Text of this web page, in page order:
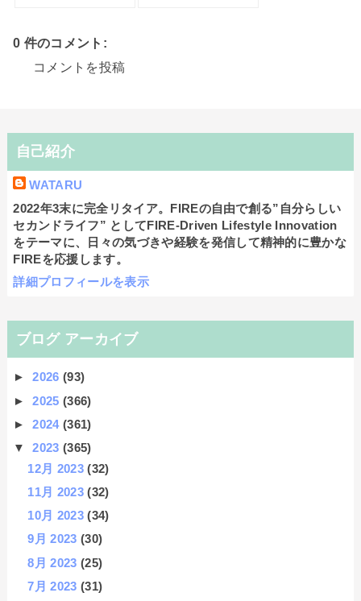
0 件のコメント:
コメントを投稿
自己紹介
WATARU
2022年3末に完全リタイア。FIREの自由で創る”自分らしい
セカンドライフ” としてFIRE-Driven Lifestyle Innovation
をテーマに、日々の気づきや経験を発信して精神的に豊かな
FIREを応援します。
詳細プロフィールを表示
ブログ アーカイブ
►2026(93)
►2025(366)
►2024(361)
▼2023(365)
12月 2023(32)
11月 2023(32)
10月 2023(34)
9月 2023(30)
8月 2023(25)
7月 2023(31)